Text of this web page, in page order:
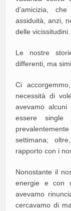
d’amicizia,
assiduità, anzi,
delle vicissitudini.
Le nostre
differenti, ma
Ci
necessità di
avevamo
essere
settimana;
rapporto con i
Nonostante il
energie e con
avevamo
cercavamo di